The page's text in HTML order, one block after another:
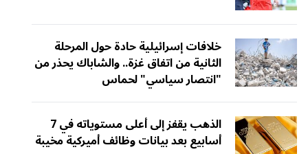
خلافات إسرائيلية حادة حول المرحلة
الثانية من اتفاق غزة.. والشاباك يحذر من
"انتصار سياسي" لحماس
الذهب يقفز إلى أعلى مستوياته في 7
أسابيع بعد بيانات وظائف أميركية مخيبة